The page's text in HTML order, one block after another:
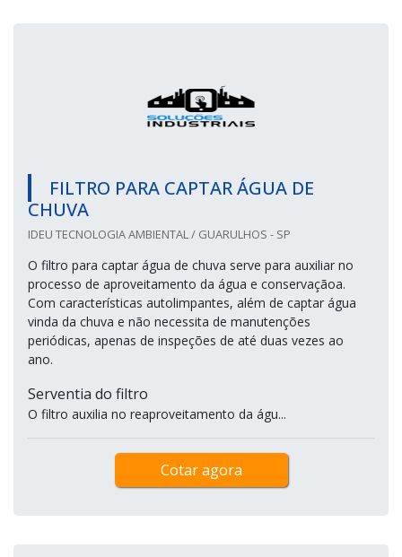
FILTRO PARA CAPTAR ÁGUA DE
CHUVA
IDEU TECNOLOGIA AMBIENTAL / GUARULHOS - SP
O filtro para captar água de chuva serve para auxiliar no
processo de aproveitamento da água e conservaçãoa.
Com características autolimpantes, além de captar água
vinda da chuva e não necessita de manutenções
periódicas, apenas de inspeções de até duas vezes ao
ano.
Serventia do filtro
O filtro auxilia no reaproveitamento da águ...
Cotar agora